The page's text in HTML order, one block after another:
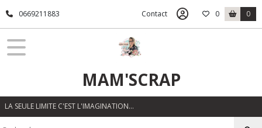
0669211883 Contact 0 0
MAM'SCRAP
LA SEULE LIMITE C'EST L'IMAGINATION…